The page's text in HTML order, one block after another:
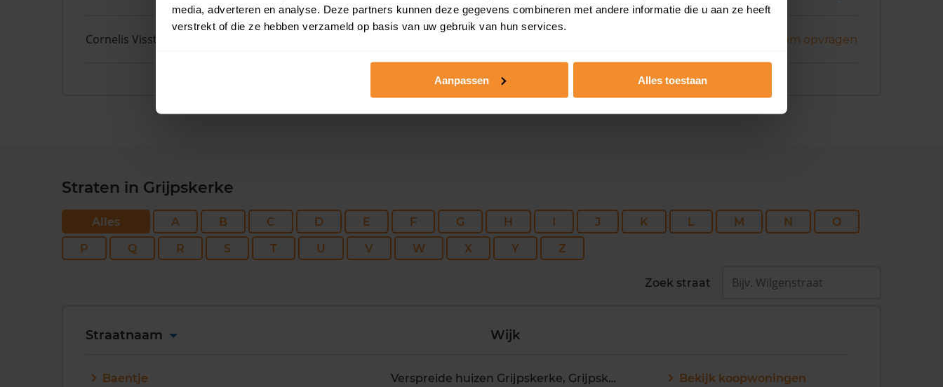
media, adverteren en analyse. Deze partners kunnen deze gegevens combineren met andere informatie die u aan ze heeft
verstrekt of die ze hebben verzameld op basis van uw gebruik van hun services.
Aanpassen Alles toestaan
Cornelis Visstraat Koopsom opvragen
Straten in Grijpskerke
Alles A B C D E F G H I J K L M N
O
P
Q R S T U V W X Y Z
Zoek straat
Straatnaam Wijk
Baentje Verspreide huizen Grijpskerke, Grijpskerke Bekijk koopwoningen